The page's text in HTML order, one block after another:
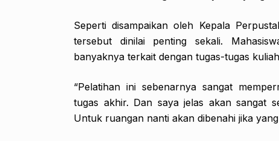
Seperti disampaikan oleh Kepala
tersebut dinilai penting sekali.
banyaknya terkait dengan tugas-tugas
“Pelatihan ini sebenarnya sangat
tugas akhir. Dan saya jelas akan sangat
Untuk ruangan nanti akan dibenahi jika